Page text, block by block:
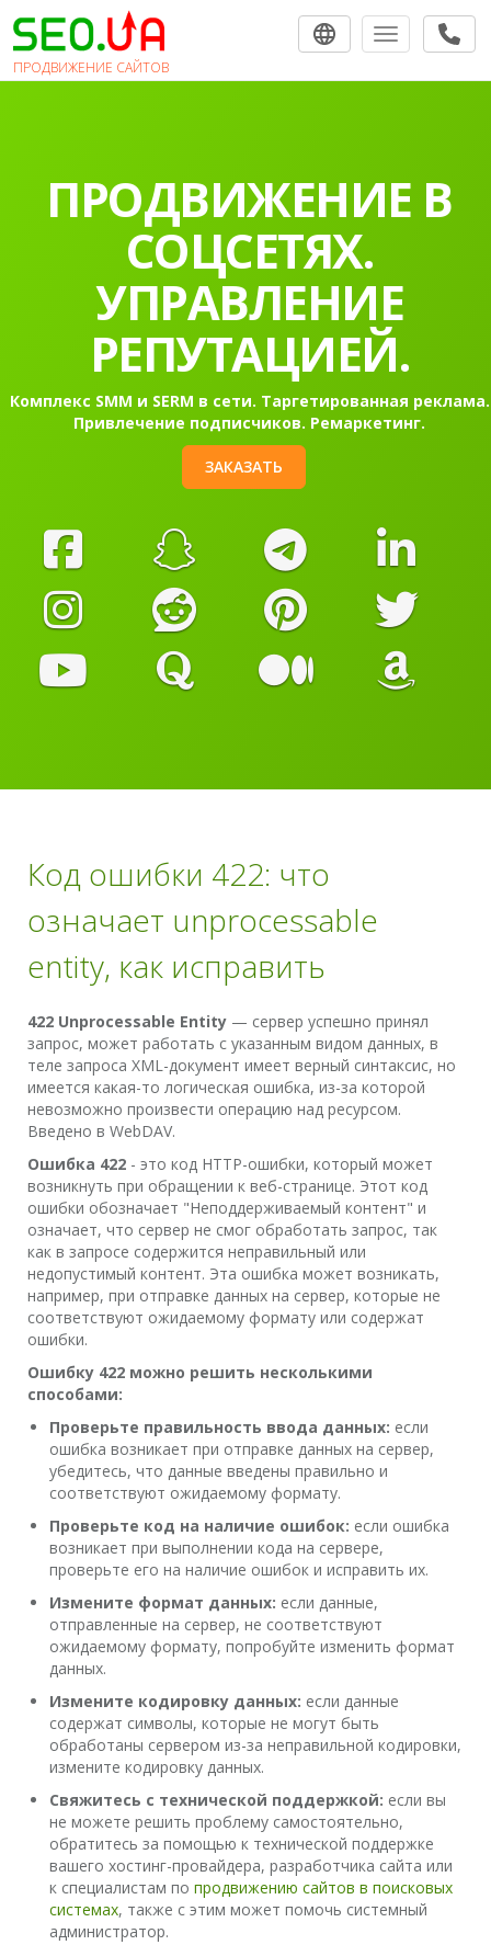
ПРОДВИЖЕНИЕ САЙТОВ
Toggle
ПРОДВИЖЕНИЕ В
СОЦСЕТЯХ.
УПРАВЛЕНИЕ
РЕПУТАЦИЕЙ.
Комплекс SMM и SERM в сети. Таргетированная реклама.
Привлечение подписчиков. Ремаркетинг.
ЗАКАЗАТЬ
Код ошибки 422: что
означает unprocessable
entity, как исправить
422 Unprocessable Entity — сервер успешно принял
запрос, может работать с указанным видом данных, в
теле запроса XML-документ имеет верный синтаксис, но
имеется какая-то логическая ошибка, из-за которой
невозможно произвести операцию над ресурсом.
Введено в WebDAV.
Ошибка 422 - это код HTTP-ошибки, который может
возникнуть при обращении к веб-странице. Этот код
ошибки обозначает "Неподдерживаемый контент" и
означает, что сервер не смог обработать запрос, так
как в запросе содержится неправильный или
недопустимый контент. Эта ошибка может возникать,
например, при отправке данных на сервер, которые не
соответствуют ожидаемому формату или содержат
ошибки.
Ошибку 422 можно решить несколькими
способами:
Проверьте правильность ввода данных: если
ошибка возникает при отправке данных на сервер,
убедитесь, что данные введены правильно и
соответствуют ожидаемому формату.
Проверьте код на наличие ошибок: если ошибка
возникает при выполнении кода на сервере,
проверьте его на наличие ошибок и исправить их.
Измените формат данных: если данные,
отправленные на сервер, не соответствуют
ожидаемому формату, попробуйте изменить формат
данных.
Измените кодировку данных: если данные
содержат символы, которые не могут быть
обработаны сервером из-за неправильной кодировки,
измените кодировку данных.
Свяжитесь с технической поддержкой: если вы
не можете решить проблему самостоятельно,
обратитесь за помощью к технической поддержке
вашего хостинг-провайдера, разработчика сайта или
к специалистам по продвижению сайтов в поисковых
системах, также с этим может помочь системный
администратор.